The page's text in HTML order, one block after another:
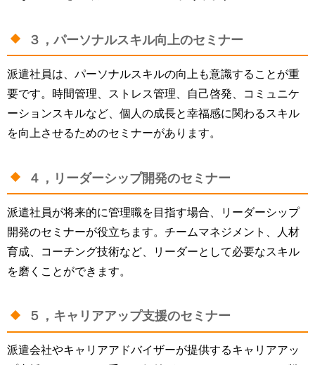
３，パーソナルスキル向上のセミナー
派遣社員は、パーソナルスキルの向上も意識することが重
要です。時間管理、ストレス管理、自己啓発、コミュニケ
ーションスキルなど、個人の成長と幸福感に関わるスキル
を向上させるためのセミナーがあります。
４，リーダーシップ開発のセミナー
派遣社員が将来的に管理職を目指す場合、リーダーシップ
開発のセミナーが役立ちます。チームマネジメント、人材
育成、コーチング技術など、リーダーとして必要なスキル
を磨くことができます。
５，キャリアアップ支援のセミナー
派遣会社やキャリアアドバイザーが提供するキャリアアッ